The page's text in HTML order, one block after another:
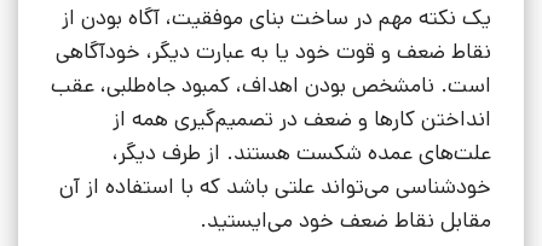
یک نکته مهم در ساخت بنای موفقیت، آگاه بودن از
نقاط ضعف و قوت خود یا به عبارت دیگر، خودآگاهی
است. نامشخص بودن اهداف، کمبود جاه‌طلبی، عقب
انداختن کارها و ضعف در تصمیم‌گیری همه از
علت‌های عمده شکست هستند. از طرف دیگر،
خودشناسی می‌تواند علتی باشد که با استفاده از آن
مقابل نقاط ضعف خود می‌ایستید.